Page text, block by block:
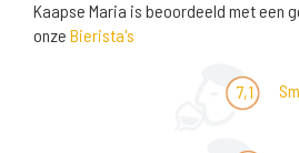
Kaapse Maria is beoordeeld met een
onze Bierista's
7,1